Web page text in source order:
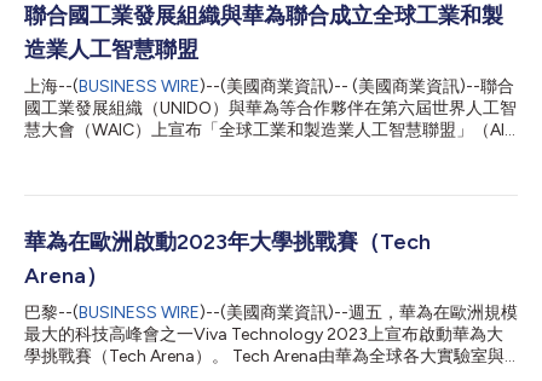
統已顯示出對海洋保護產生的切實積極影響，借助新的聲學資料採
集系統，能夠向鯨魚出沒區域的船舶提供即時通知。該系統將有望
助力規劃關鍵海洋基礎設施（如海上可再生能源設施），以盡量減
少施工階段噪音對海洋生物的影響。 愛爾蘭ORCA共同創辦人兼執
行董事Emer Keaveney表示： 「航運等人類活動在海洋中產生的噪
音會對鯨魚和海豚等海洋生物造成嚴重的有害影響。貨櫃船低沉的
嗡嗡聲等船舶噪音可能會掩蓋鯨魚的叫聲，影響動物的交流和重要
聯合國工業發展組織與華為聯合成立全球工業和製
造業人工智慧聯盟
上海--(BUSINESS WIRE)--(美國商業資訊)-- (美國商業資訊)--聯合
國工業發展組織（UNIDO）與華為等合作夥伴在第六屆世界人工智
慧大會（WAIC）上宣布「全球工業和製造業人工智慧聯盟」（AIM
域的應用和創新。 UNIDO總幹事格爾德·穆勒(Gerd Müller)先生在
全、道德、永續和包容的方式進行。AIM Global聯盟強調了彌合國
在這場人工智慧革命中落後。AIM Global聯盟將站在塑造人工智慧
前景的最前線。讓我們共同創造人工智慧向善的明天，使人工智慧
技術惠及所有人。讓創新精神在我們的共同價值觀中蓬勃發展。」
華為企業溝通部副總裁張園表示：「華為很榮幸加入聯盟，將和
UNIDO及聯盟夥伴一起，讓AI為產業發展注入新的動力。在人工智
華為在歐洲啟動2023年大學挑戰賽（Tech
Arena）
巴黎--(BUSINESS WIRE)--(美國商業資訊)--週五，華為在歐洲規模
最大的科技高峰會之一Viva Technology 2023上宣布啟動華為大
學挑戰賽（Tech Arena）。 Tech Arena由華為全球各大實驗室與